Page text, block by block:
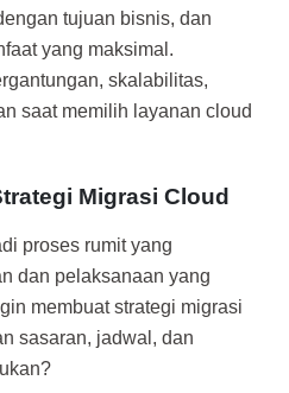
tujuan bisnis, dan
yang maksimal.
skalabilitas,
saat memilih layanan cloud
Migrasi Cloud
proses rumit yang
dan pelaksanaan yang
membuat strategi migrasi
sasaran, jadwal, dan